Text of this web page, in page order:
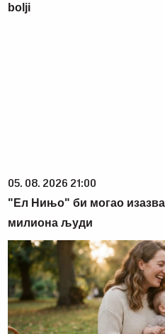
bolji
05. 08. 2026 21:00
"Ел Нињо" би могао
милиона људи